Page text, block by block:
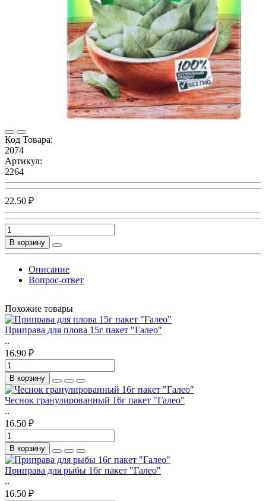
Код Товара:
2074
Артикул:
2264
22.50 ₽
В корзину
Описание
Вопрос-ответ
Похожие товары
Приправа для плова 15г пакет "Галео"
..
16.90 ₽
В корзину
Чеснок гранулированный 16г пакет "Галео"
..
16.50 ₽
В корзину
Приправа для рыбы 16г пакет "Галео"
..
16.50 ₽